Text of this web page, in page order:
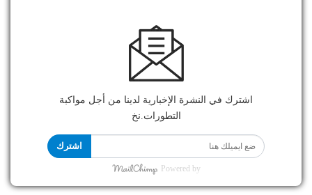
اشترك في النشرة الإخبارية لدينا من أجل مواكبة
التطورات.نخ
اشترك
Powered by